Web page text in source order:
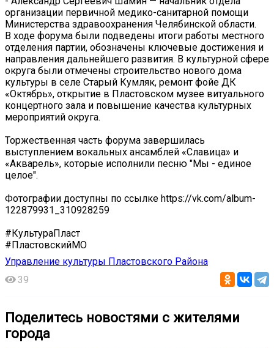
организации первичной медико-санитарной помощи
Министерства здравоохранения Челябинской области.
В ходе форума были подведены итоги работы местного
отделения партии, обозначены ключевые достижения и
направления дальнейшего развития. В культурной сфере
округа были отмечены строительство нового дома
культуры в селе Старый Кумляк, ремонт фойе ДК
«Октябрь», открытие в Пластовском музее витуального
концертного зала и повышение качества культурных
мероприятий округа.
Торжественная часть форума завершилась
выступлением вокальных ансамблей «Славица» и
«Акварель», которые исполнили песню "Мы - единое
целое".
Фотографии доступны по ссылке https://vk.com/album-
122879931_310928259
#КультураПласт
#ПластовскийМО
Управление культуры Пластовского Района
39
Поделитесь новостями с жителями
города